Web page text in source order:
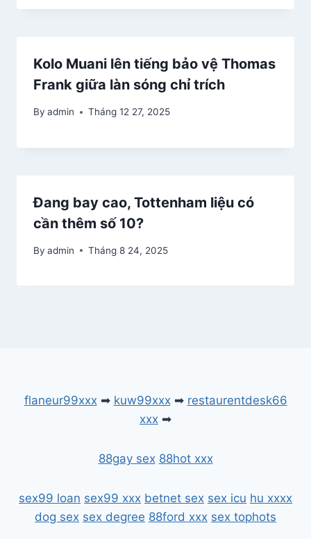
Kolo Muani lên tiếng bảo vệ Thomas
Frank giữa làn sóng chỉ trích
By admin Tháng 12 27, 2025
Đang bay cao, Tottenham liệu có
cần thêm số 10?
By admin Tháng 8 24, 2025
flaneur99xxx➡ kuw99xxx➡ restaurentdesk66
xxx ➡
88gay sex 88hot xxx
sex99 loan sex99 xxx betnet sex sex icu hu xxxx
dog sex sex degree 88ford xxx sex tophots